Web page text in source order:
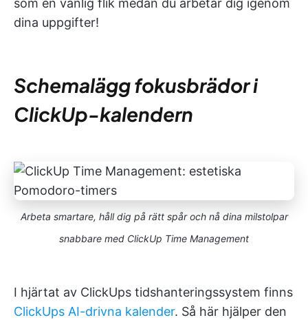
som en vanlig flik medan du arbetar dig igenom
dina uppgifter!
Schemalägg fokusbrädor i
ClickUp-kalendern
Arbeta smartare, håll dig på rätt spår och nå dina milstolpar
snabbare med ClickUp Time Management
I hjärtat av ClickUps tidshanteringssystem finns
ClickUps AI-drivna kalender. Så här hjälper den